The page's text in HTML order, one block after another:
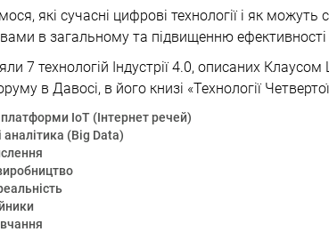
які сучасні цифрові технології і як
в загальному та підвищенню
7 технологій Індустрії 4.0, описаних
в Давосі, в його книзі «Технології
IoT (Інтернет речей)
аналітика (Big Data)